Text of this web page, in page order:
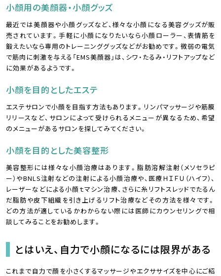
小顔用の美顔器・小顔グッズ
最近では美顔器や小顔グッズなど、様々な小顔になる美容グッズが販
売されています。手軽に小顔になりたいなら小顔ローラー、表情筋を
鍛えたいなら専用のトレーニンググッズなどがお勧めです。微弱の電気
で筋肉に刺激を与える「EMS美顔器」は、シワ・たるみ・リフトアップなど
に効果があるようです。
小顔を目的としたエステ
エステサロンで小顔を目指す方法もあります。リンパマッサージや筋膜
リリースなど、サロンによって受けられるメニューが異なるため、希望
のメニューがあるサロンを探してみてください。
小顔を目的とした美容整形
美容整形には様々な小顔治療はあります。脂肪溶解注射（メソセラピ
ー）やBNLS注射などの注射による小顔治療や、医療ＨＩＦＵ（ハイフ）、
レーザーなどによる小顔ｔマシン治療、さらに糸リフトスレッドでたるん
だ脂肪や皮下組織を引き上げるリフト治療などその方法を様々です。
どの方法が適しているかわからない際には医師にカウンセリングで相
談してみることをお勧めします。
とはいえ、自力で小顔になるには限界がある
これまで自力で顔を小さくするマッサージやエクササイズを中心にご紹